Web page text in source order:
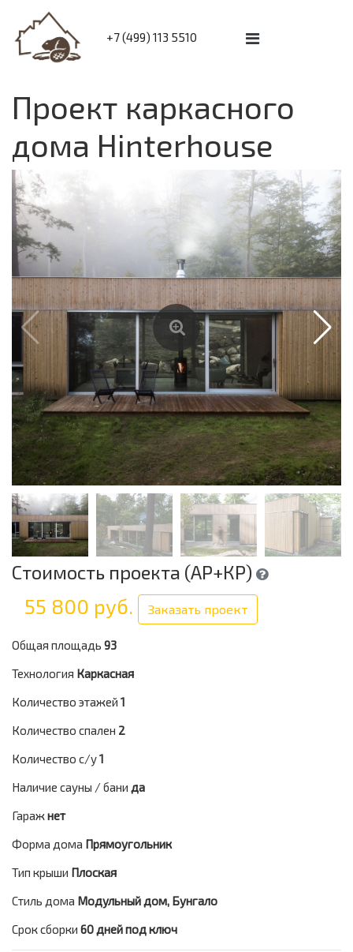
+7 (499) 113 5510
Проект каркасного
дома Hinterhouse
Стоимость проекта (АР+КР)
55 800 руб. Заказать проект
Общая площадь 93
Технология Каркасная
Количество этажей 1
Количество спален 2
Количество с/у1
Наличие сауны / бани да
Гаражнет
Форма дома Прямоугольник
Тип крыши Плоская
Стиль дома Модульный дом, Бунгало
Срок сборки 60 дней под ключ